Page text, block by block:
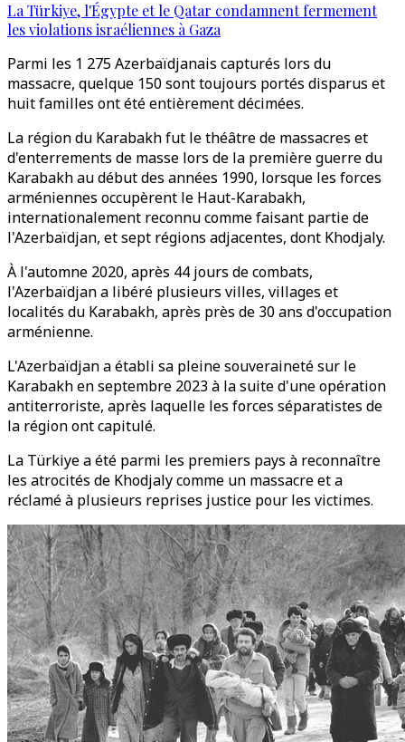
La Türkiye, l'Égypte et le Qatar condamnent fermement
les violations israéliennes à Gaza
Parmi les 1 275 Azerbaïdjanais capturés lors du
massacre, quelque 150 sont toujours portés disparus et
huit familles ont été entièrement décimées.
La région du Karabakh fut le théâtre de massacres et
d'enterrements de masse lors de la première guerre du
Karabakh au début des années 1990, lorsque les forces
arméniennes occupèrent le Haut-Karabakh,
internationalement reconnu comme faisant partie de
l'Azerbaïdjan, et sept régions adjacentes, dont Khodjaly.
À l'automne 2020, après 44 jours de combats,
l'Azerbaïdjan a libéré plusieurs villes, villages et
localités du Karabakh, après près de 30 ans d'occupation
arménienne.
L'Azerbaïdjan a établi sa pleine souveraineté sur le
Karabakh en septembre 2023 à la suite d'une opération
antiterroriste, après laquelle les forces séparatistes de
la région ont capitulé.
La Türkiye a été parmi les premiers pays à reconnaître
les atrocités de Khodjaly comme un massacre et a
réclamé à plusieurs reprises justice pour les victimes.